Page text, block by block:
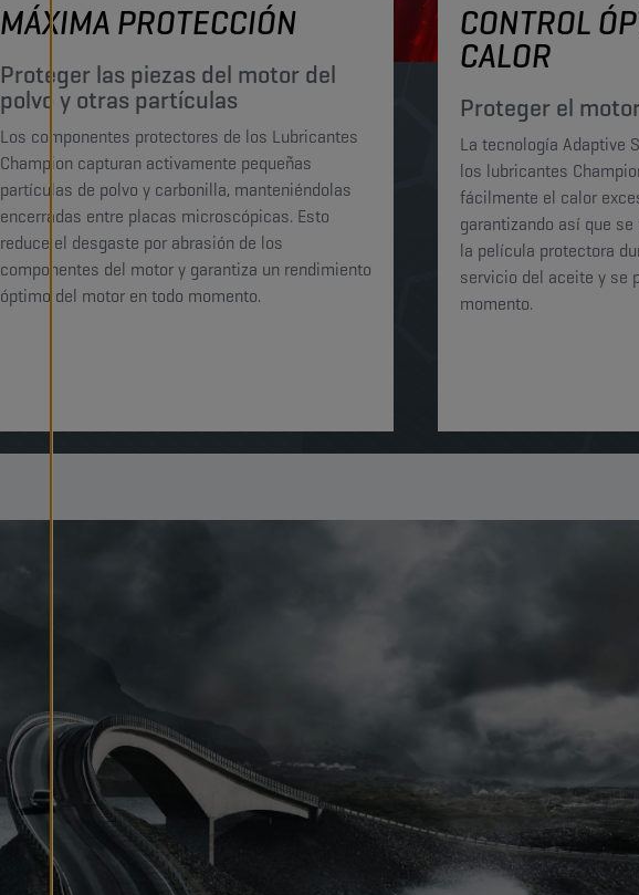
MÁXIMA PROTECCIÓN
Proteger las piezas del motor del
polvo y otras partículas
Los componentes protectores de los Lubricantes
Champion capturan activamente pequeñas
partículas de polvo y carbonilla, manteniéndolas
encerradas entre placas microscópicas. Esto
reduce el desgaste por abrasión de los
componentes del motor y garantiza un rendimiento
óptimo del motor en todo momento.
CONTROL
CALOR
Proteger el
La tecnología Adaptive
los lubricantes
fácilmente el calor
garantizando así que
la película protectora
servicio del aceite y se
momento.